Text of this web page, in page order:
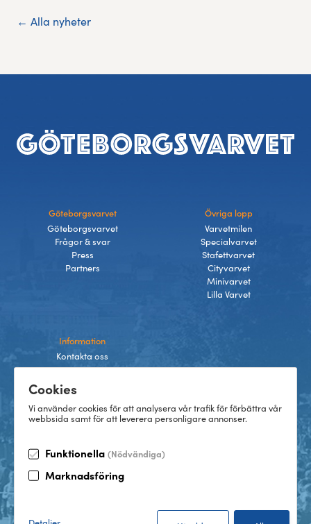
Cookies
Vi använder cookies för att analysera vår trafik för förbättra vår
webbsida samt för att leverera personligare annonser.
Funktionella (Nödvändiga)
Marknadsföring
← Alla nyheter
Sidfot
Göteborgsvarvet
Göteborgsvarvet
Frågor & svar
Press
Partners
Övriga lopp
Varvetmilen
Specialvarvet
Stafettvarvet
Cityvarvet
Minivarvet
Lilla Varvet
Information
Kontakta oss
Villkor
Cookies